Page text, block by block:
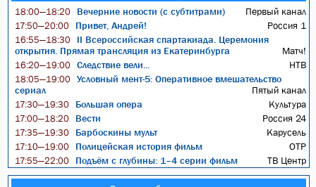
18:00—18:20 Вечерние новости (с субтитрами) Первый канал
17:50—20:00 Привет, Андрей! Россия 1
16:55—18:30
II Всероссийская спартакиада. Церемония
открытия. Прямая трансляция из Екатеринбурга
Матч!
16:20—19:00 Следствие вели... НТВ
18:05—19:00
Условный мент-5: Оперативное вмешательство
сериал
Пятый канал
17:30—19:30 Большая опера Культура
17:00—18:20 Вести Россия 24
17:35—19:30 Барбоскины мульт Карусель
17:10—19:00 Полицейская история фильм ОТР
17:55—22:00 Подъём с глубины: 1–4 серии фильм ТВ Центр